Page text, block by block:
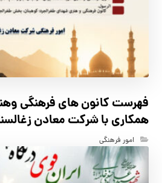
فهرست كانون هاي فرهنگي
همكاري با شركت معادن
امور فرهنگی